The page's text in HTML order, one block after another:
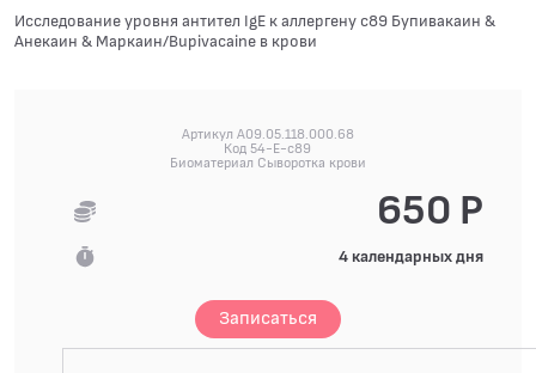
Исследование уровня антител IgE к аллергену c89 Бупивакаин &
Анекаин & Маркаин/Bupivacaine в крови
Артикул A09.05.118.000.68
Код 54-E-c89
Биоматериал Сыворотка крови
650 Р
4 календарных дня
Записаться